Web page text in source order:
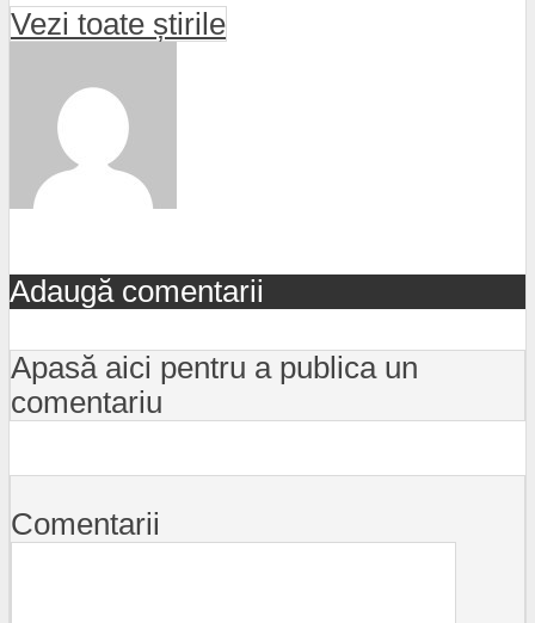
Vezi toate știrile
Adaugă comentarii
Apasă aici pentru a publica un
comentariu
Comentarii